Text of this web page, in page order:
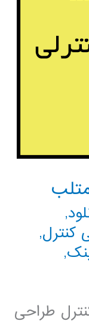
,
کنترل,
,
طراحی